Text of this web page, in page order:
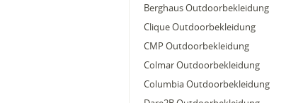
Berghaus Outdoorbekleidung
Clique Outdoorbekleidung
CMP Outdoorbekleidung
Colmar Outdoorbekleidung
Columbia Outdoorbekleidung